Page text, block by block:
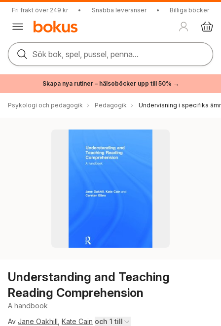
Fri frakt över 249 kr • Snabba leveranser • Billiga böcker
Sök bok, spel, pussel, penna...
Skapa nya rutiner – hälsoböcker upp till 50% →
Psykologi och pedagogik Pedagogik Undervisning i specifika
Understanding and Teaching
Reading Comprehension
A handbook
Av Jane Oakhill Kate Cain och 1 till